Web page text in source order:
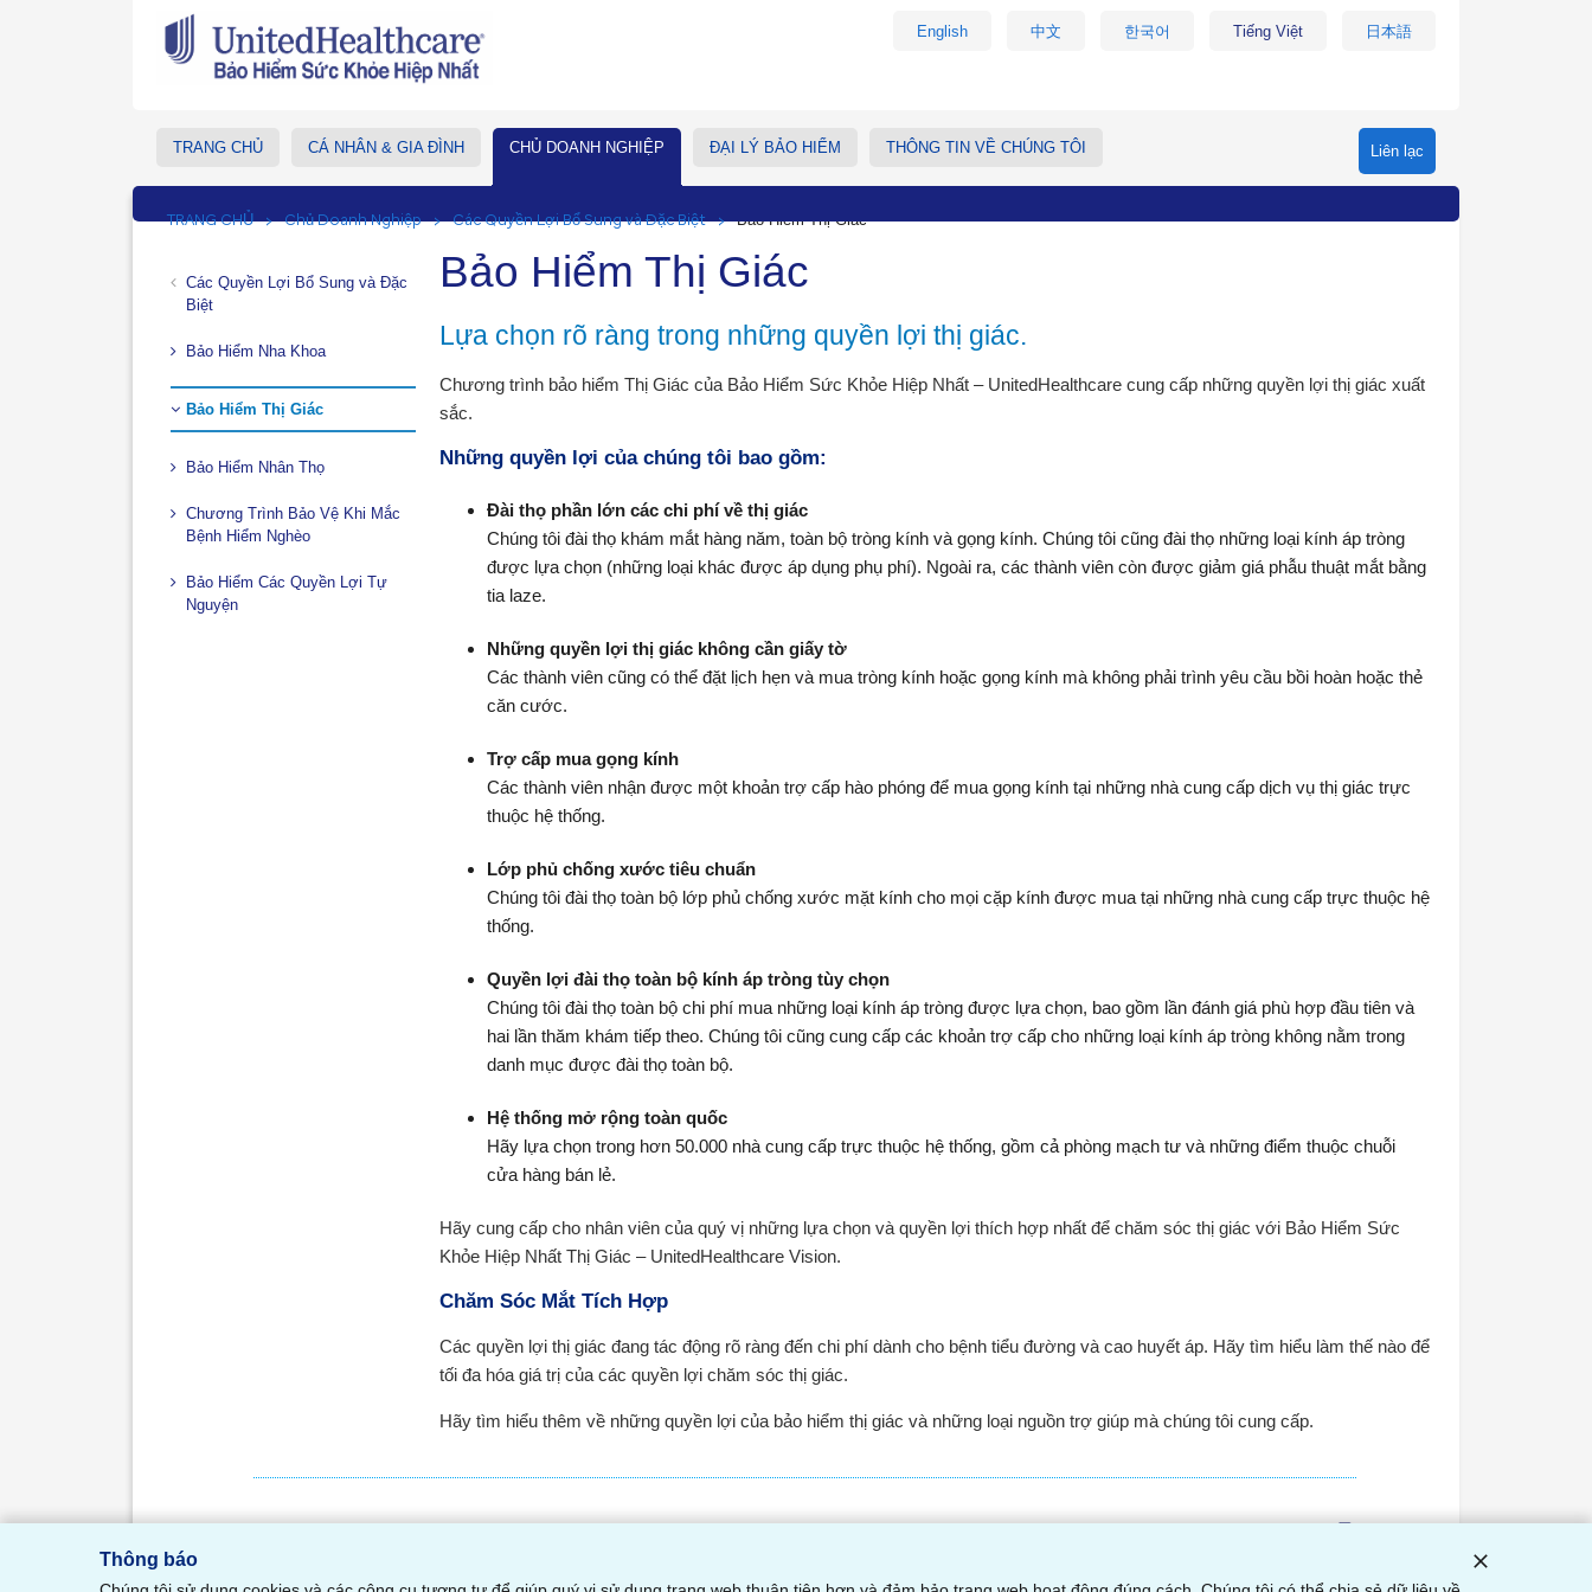
English 中文 한국어 Tiếng Việt 日本語
TRANG CHỦ CÁ NHÂN & GIA ĐÌNH CHỦ DOANH NGHIỆP ĐẠI LÝ BẢO HIỂM THÔNG TIN VỀ CHÚNG TÔI Liên lạc
TRANG CHỦ Chủ Doanh Nghiệp Các Quyền Lợi Bổ Sung và Đặc Biệt Bảo Hiểm Thị Giác
Các Quyền Lợi Bổ Sung và Đặc
Biệt
Bảo Hiểm Nha Khoa
Bảo Hiểm Thị Giác
Bảo Hiểm Nhân Thọ
Chương Trình Bảo Vệ Khi Mắc
Bệnh Hiểm Nghèo
Bảo Hiểm Các Quyền Lợi Tự
Nguyện
Bảo Hiểm Thị Giác
Lựa chọn rõ ràng trong những quyền lợi thị giác.
Chương trình bảo hiểm Thị Giác của Bảo Hiểm Sức Khỏe Hiệp Nhất – UnitedHealthcare cung cấp những quyền lợi thị giác xuất
sắc.
Những quyền lợi của chúng tôi bao gồm:
Đài thọ phần lớn các chi phí về thị giác
Chúng tôi đài thọ khám mắt hàng năm, toàn bộ tròng kính và gọng kính. Chúng tôi cũng đài thọ những loại kính áp tròng
được lựa chọn (những loại khác được áp dụng phụ phí). Ngoài ra, các thành viên còn được giảm giá phẫu thuật mắt bằng
tia laze.
Những quyền lợi thị giác không cần giấy tờ
Các thành viên cũng có thể đặt lịch hẹn và mua tròng kính hoặc gọng kính mà không phải trình yêu cầu bồi hoàn hoặc thẻ
căn cước.
Trợ cấp mua gọng kính
Các thành viên nhận được một khoản trợ cấp hào phóng để mua gọng kính tại những nhà cung cấp dịch vụ thị giác trực
thuộc hệ thống.
Lớp phủ chống xước tiêu chuẩn
Chúng tôi đài thọ toàn bộ lớp phủ chống xước mặt kính cho mọi cặp kính được mua tại những nhà cung cấp trực thuộc hệ
thống.
Quyền lợi đài thọ toàn bộ kính áp tròng tùy chọn
Chúng tôi đài thọ toàn bộ chi phí mua những loại kính áp tròng được lựa chọn, bao gồm lần đánh giá phù hợp đầu tiên và
hai lần thăm khám tiếp theo. Chúng tôi cũng cung cấp các khoản trợ cấp cho những loại kính áp tròng không nằm trong
danh mục được đài thọ toàn bộ.
Hệ thống mở rộng toàn quốc
Hãy lựa chọn trong hơn 50.000 nhà cung cấp trực thuộc hệ thống, gồm cả phòng mạch tư và những điểm thuộc chuỗi
cửa hàng bán lẻ.
Hãy cung cấp cho nhân viên của quý vị những lựa chọn và quyền lợi thích hợp nhất để chăm sóc thị giác với Bảo Hiểm Sức
Khỏe Hiệp Nhất Thị Giác – UnitedHealthcare Vision.
Chăm Sóc Mắt Tích Hợp
Các quyền lợi thị giác đang tác động rõ ràng đến chi phí dành cho bệnh tiểu đường và cao huyết áp. Hãy tìm hiểu làm thế nào để
tối đa hóa giá trị của các quyền lợi chăm sóc thị giác.
Hãy tìm hiểu thêm về những quyền lợi của bảo hiểm thị giác và những loại nguồn trợ giúp mà chúng tôi cung cấp.
Thông báo